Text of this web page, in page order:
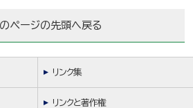
ページの先頭へ戻る
リンク集
リンクと著作権